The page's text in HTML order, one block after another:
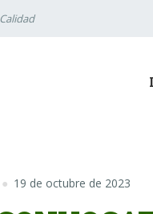
19 de octubre de 2023